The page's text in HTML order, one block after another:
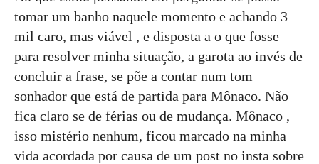
tomar um banho naquele momento e achando 3
mil caro, mas viável , e disposta a o que fosse
para resolver minha situação, a garota ao invés de
concluir a frase, se põe a contar num tom
sonhador que está de partida para Mônaco. Não
fica claro se de férias ou de mudança. Mônaco ,
isso mistério nenhum, ficou marcado na minha
vida acordada por causa de um post no insta sobre